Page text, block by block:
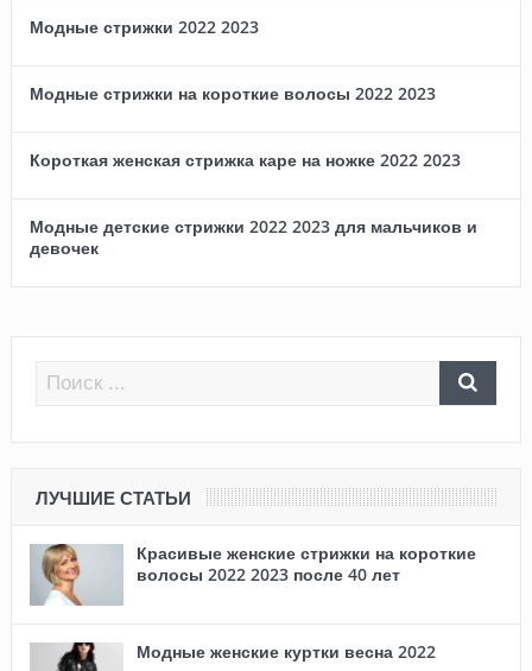
Модные стрижки 2022 2023
Модные стрижки на короткие волосы 2022 2023
Короткая женская стрижка каре на ножке 2022 2023
Модные детские стрижки 2022 2023 для мальчиков и
девочек
ЛУЧШИЕ СТАТЬИ
Красивые женские стрижки на короткие
волосы 2022 2023 после 40 лет
Модные женские куртки весна 2022